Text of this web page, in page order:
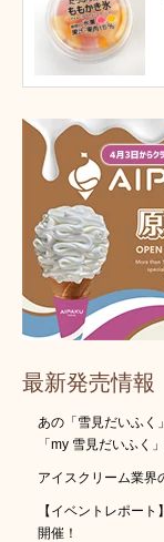
最新発売情報
あの「雪見だいふく
「my 雪見だいふく
アイスクリーム業界
【イベントレポー
開催！